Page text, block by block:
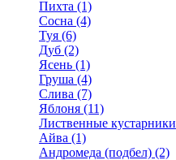
Пихта (1)
Сосна (4)
Туя (6)
Дуб (2)
Ясень (1)
Груша (4)
Слива (7)
Яблоня (11)
Лиственные кустарники
Айва (1)
Андромеда (подбел) (2)